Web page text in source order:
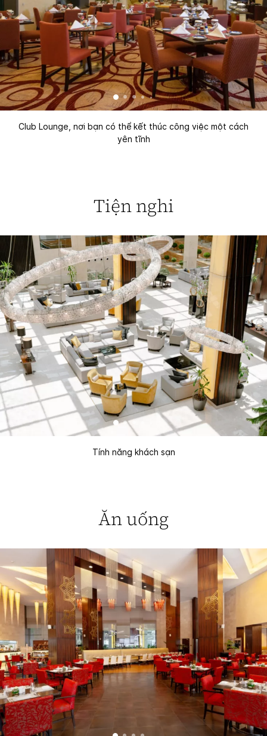
Club Lounge, nơi bạn có thể kết thúc công việc một cách
yên tĩnh
Tiện nghi
Tính năng khách sạn
Ăn uống